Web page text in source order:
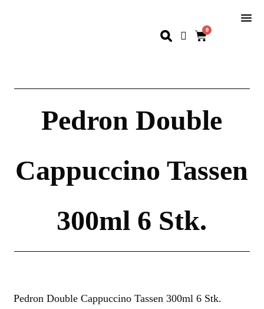
0
Pedron Double
Cappuccino Tassen
300ml 6 Stk.
Pedron Double Cappuccino Tassen 300ml 6 Stk.